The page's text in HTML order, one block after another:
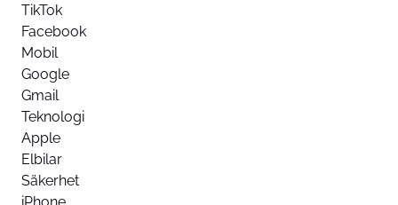
TikTok
Facebook
Mobil
Google
Gmail
Teknologi
Apple
Elbilar
Säkerhet